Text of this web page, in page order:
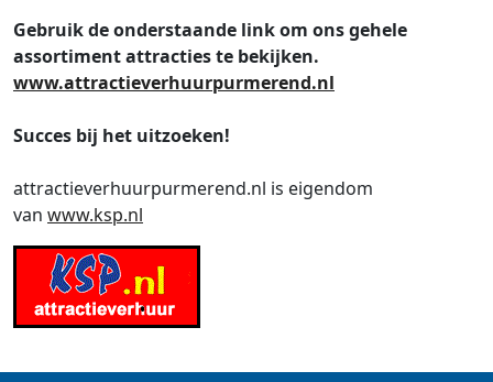
Gebruik de onderstaande link om ons gehele
assortiment attracties te bekijken.
www.attractieverhuurpurmerend.nl
Succes bij het uitzoeken!
attractieverhuurpurmerend.nl is eigendom
van www.ksp.nl